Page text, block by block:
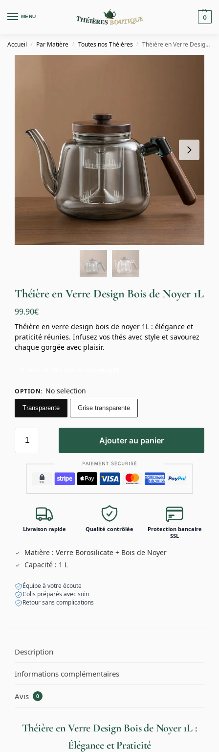
MENU 0
Accueil / Par Matière / Toutes nos Théières / Théière en Verre Design Bois de Noyer 1L
Théière en Verre Design Bois de Noyer 1L
99.90€
Théière en verre design bois de noyer 1L : élégance et
praticité réunies. Infusez vos thés avec style et savourez
chaque gorgée avec plaisir.
OPTION: No selection
Transparente Grise transparente
Ajouter au panier
Livraison rapide Qualité contrôlée
Protection bancaire
SSL
Matière : Verre Borosilicate + Bois de Noyer
Capacité : 1 L
Équipe à votre écoute
Colis préparés avec soin
Retour sans complications
Description
Informations complémentaires
Avis 0
Théière en Verre Design Bois de Noyer 1L :
Élégance et Praticité